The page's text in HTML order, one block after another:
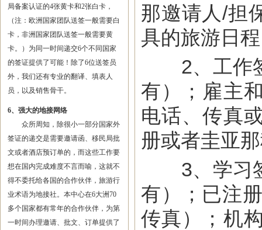
局备案认证的4张黄卡和2张白卡，
（注：欧洲国家团队送签一般需要白
卡，非洲国家团队送签一般需要黄
卡。）为同一时间递交6个不同国家
的签证提供了可能！除了6位送签员
外，我们还有专业的翻译、填表人
员，以及销售骨干。
6、强大的地接网络
众所周知，除很小一部分国家外
签证的递交是需要邀请函、移民局批
文或者酒店预订单的，而这些工作要
想在国内完成难度不言而喻，这就不
得不委托给各国的合作伙伴，旅游行
业术语为地接社。本中心在6大洲70
多个国家都有常年的合作伙伴，为第
一时间办理邀请、批文、订单提供了
那邀请人/担
具的旅游日
2、工作签
有）；雇主
电话、传真
册或者圭亚
3、学习签
有）；已注
传真）；机